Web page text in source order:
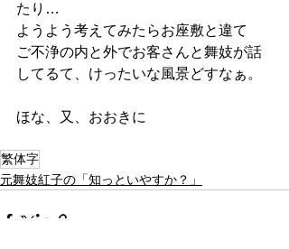
たり…
ようよう考えてみたらお座敷と違て
ご不浄の内と外でお客さんと舞妓が話
してるて、けったいな風景どすなぁ。
ほな、又、おおきに
繁体字
元舞妓紅子の「知っといやすか？」